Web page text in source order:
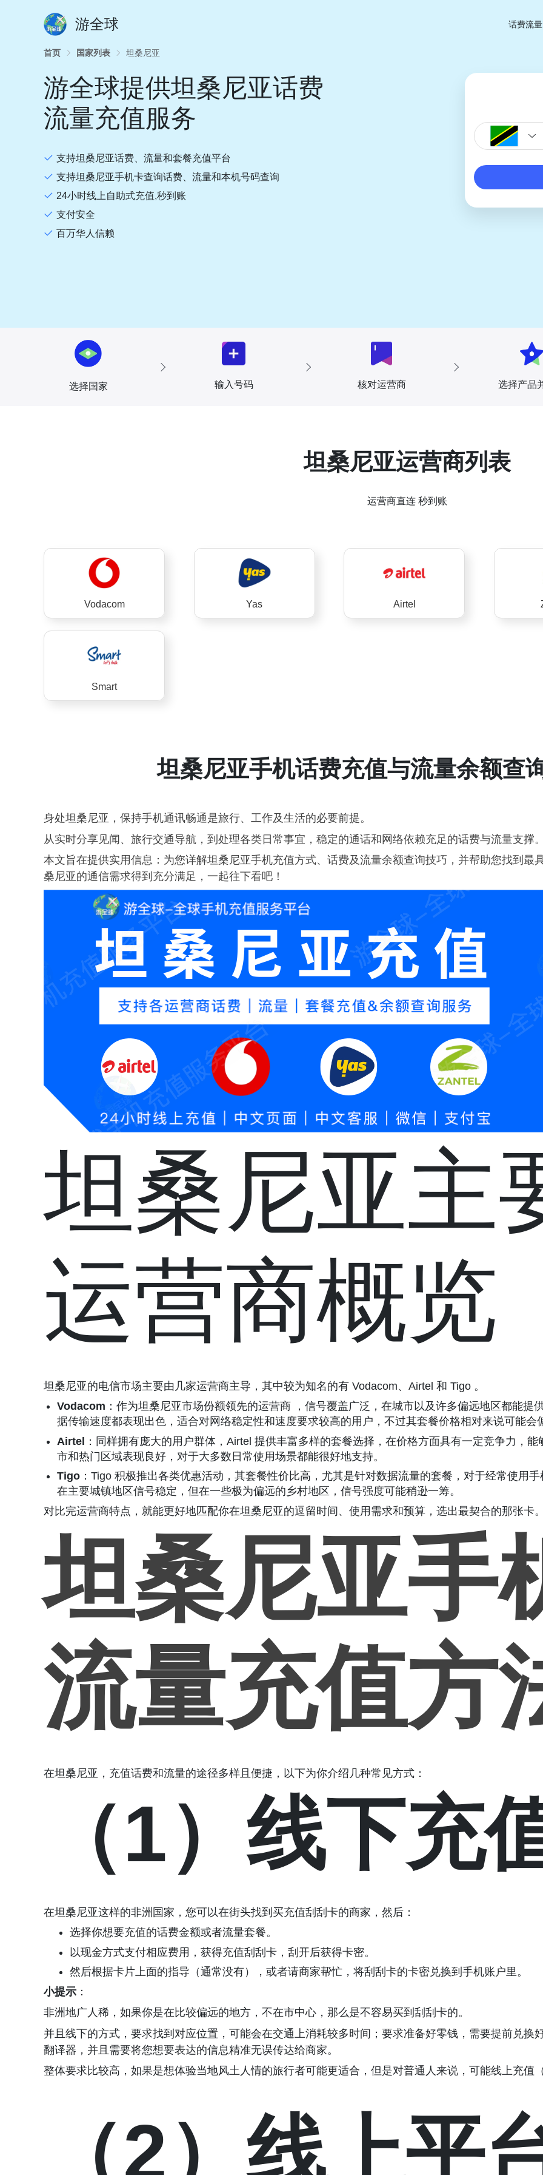
游全球 话费流
首页 国家列表 坦桑尼亚
游全球提供坦桑尼亚话费
流量充值服务
支持坦桑尼亚话费、流量和套餐充值平台
支持坦桑尼亚手机卡查询话费、流量和本机号码查询
24小时线上自助式充值,秒到账
支付安全
百万华人信赖
选择国家 输入号码 核对运营商 选择产品
坦桑尼亚运营商列表
运营商直连 秒到账
Vodacom Yas Airtel
Smart
坦桑尼亚手机话费充值与流量余额查
身处坦桑尼亚，保持手机通讯畅通是旅行、工作及生活的必要前提。
从实时分享见闻、旅行交通导航，到处理各类日常事宜，稳定的通话和网络依赖充足的话费与流量支撑
本文旨在提供实用信息：为您详解坦桑尼亚手机充值方式、话费及流量余额查询技巧，并帮助您找到最
桑尼亚的通信需求得到充分满足，一起往下看吧！
坦桑尼亚主
运营商概览
坦桑尼亚的电信市场主要由几家运营商主导，其中较为知名的有 Vodacom、Airtel 和 Tigo 。
Vodacom ：作为坦桑尼亚市场份额领先的运营商 ，信号覆盖广泛，在城市以及许多偏远地区都能提
据传输速度都表现出色，适合对网络稳定性和速度要求较高的用户，不过其套餐价格相对来说可能会
Airtel ：同样拥有庞大的用户群体，Airtel 提供丰富多样的套餐选择，在价格方面具有一定竞争力，
市和热门区域表现良好，对于大多数日常使用场景都能很好地支持。
Tigo：Tigo 积极推出各类优惠活动，其套餐性价比高，尤其是针对数据流量的套餐，对于经常使用
在主要城镇地区信号稳定，但在一些极为偏远的乡村地区，信号强度可能稍逊一筹。
对比完运营商特点，就能更好地匹配你在坦桑尼亚的逗留时间、使用需求和预算，选出最契合的那张卡
坦桑尼亚手
流量充值方
在坦桑尼亚，充值话费和流量的途径多样且便捷，以下为你介绍几种常见方式：
（1）线下充
在坦桑尼亚这样的非洲国家，您可以在街头找到买充值刮刮卡的商家，然后：
选择你想要充值的话费金额或者流量套餐。
以现金方式支付相应费用，获得充值刮刮卡，刮开后获得卡密。
然后根据卡片上面的指导（通常没有），或者请商家帮忙，将刮刮卡的卡密兑换到手机账户里。
小提示 ：
非洲地广人稀，如果你是在比较偏远的地方，不在市中心，那么是不容易买到刮刮卡的。
并且线下的方式，要求找到对应位置，可能会在交通上消耗较多时间；要求准备好零钱，需要提前兑换
翻译器，并且需要将您想要表达的信息精准无误传达给商家。
整体要求比较高，如果是想体验当地风土人情的旅行者可能更适合，但是对普通人来说，可能线上充值
（2）线上平